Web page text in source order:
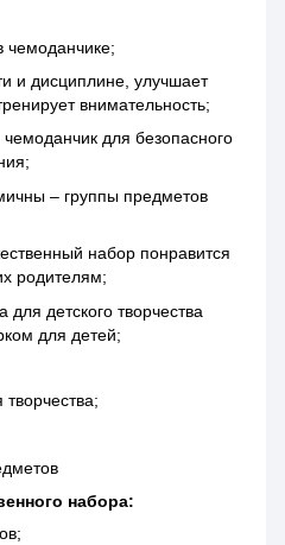
чемоданчике;
и дисциплине, улучшает
внимательность;
для безопасного
– группы предметов
набор понравится
родителям;
детского творчества
для детей;
набора: